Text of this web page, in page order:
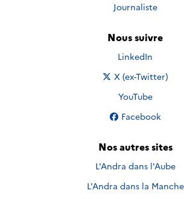
Journaliste
Nous suivre
Nous suivre sur
LinkedIn
Nous suivre sur
X (ex-Twitter)
Nous suivre sur
YouTube
Nous suivre sur
Facebook
Nos autres sites
L'Andra dans l'Aube
L'Andra dans la Manche